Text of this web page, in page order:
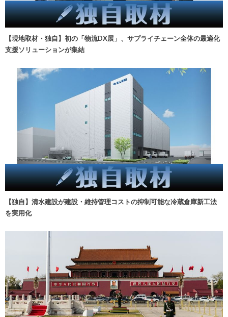
【現地取材・独自】初の「物流DX展」、サプライチェーン全体の最適化
支援ソリューションが集結
【独自】清水建設が建設・維持管理コストの抑制可能な冷蔵倉庫新工法
を実用化